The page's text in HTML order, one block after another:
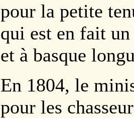
pour la petite
qui est en fait
et à basque
En 1804, le
pour les